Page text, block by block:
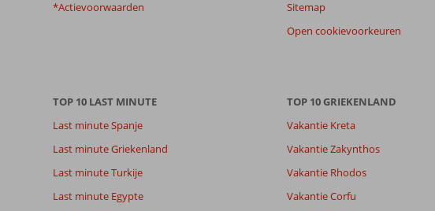
Eten
8,1
*Actievoorwaarden
Sitemap
Open cookievoorkeuren
TOP 10 LAST MINUTE
Last minute Spanje
Last minute Griekenland
Last minute Turkije
Last minute Egypte
TOP 10 GRIEKENLAND
Vakantie Kreta
Vakantie Zakynthos
Vakantie Rhodos
Vakantie Corfu